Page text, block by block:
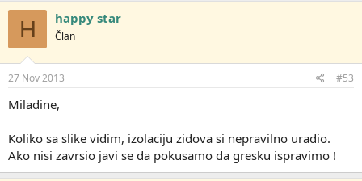
H happy star
Član
27 Nov 2013 #53
Miladine,
Koliko sa slike vidim, izolaciju zidova si nepravilno uradio.
Ako nisi zavrsio javi se da pokusamo da gresku ispravimo !